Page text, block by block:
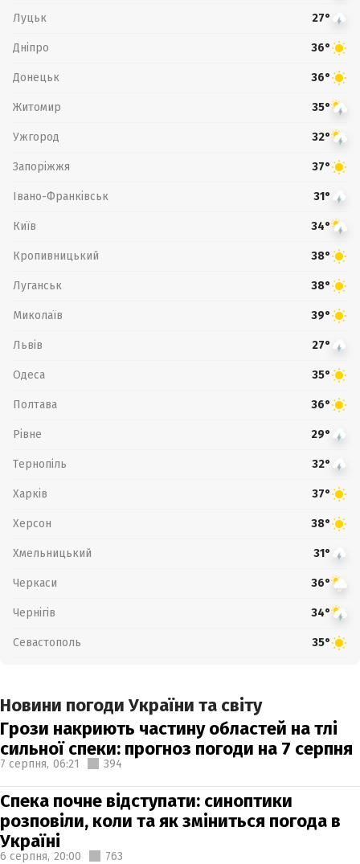
Луцьк 27°
Дніпро 36°
Донецьк 36°
Житомир 35°
Ужгород 32°
Запоріжжя 37°
Івано-Франківськ 31°
Київ 34°
Кропивницький 38°
Луганськ 38°
Миколаїв 39°
Львів 27°
Одеса 35°
Полтава 36°
Рівне 29°
Тернопіль 32°
Харків 37°
Херсон 38°
Хмельницький 31°
Черкаси 36°
Чернігів 34°
Севастополь 35°
Новини погоди України та світу
Грози накриють частину областей на тлі
сильної спеки: прогноз погоди на 7 серпня
7 серпня, 06:21 394
Спека почне відступати: синоптики
розповіли, коли та як зміниться погода в
Україні
6 серпня, 20:00 763